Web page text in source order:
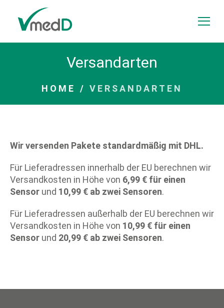
Zum Inhalt springen
Versandarten
HOME / VERSANDARTEN
Wir versenden Pakete standardmäßig mit DHL.
Für Lieferadressen innerhalb der EU berechnen wir
Versandkosten in Höhe von 6,99 € für einen
Sensor und 10,99 € ab zwei Sensoren.
Für Lieferadressen außerhalb der EU berechnen wir
Versandkosten in Höhe von 10,99 € für einen
Sensor und 20,99 € ab zwei Sensoren.